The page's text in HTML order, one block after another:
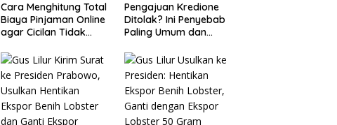
Cara Menghitung Total
Biaya Pinjaman Online
agar Cicilan Tidak
Pengajuan Kredione
Ditolak? Ini Penyebab
Paling Umum dan